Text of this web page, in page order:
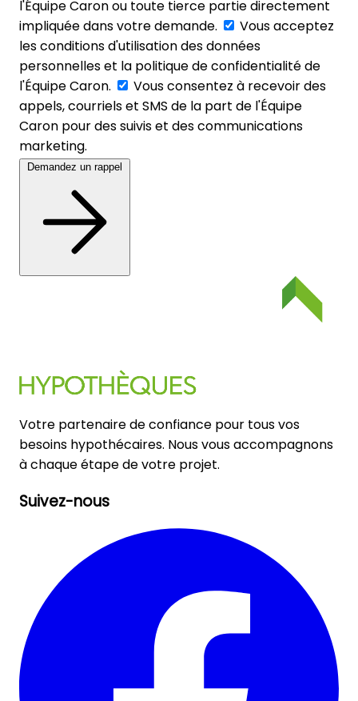
l'Équipe Caron ou toute tierce partie directement
impliquée dans votre demande.
Vous acceptez
les conditions d'utilisation des données
personnelles et la politique de confidentialité de
l'Équipe Caron.
Vous consentez à recevoir des
appels, courriels et SMS de la part de l'Équipe
Caron pour des suivis et des communications
marketing.
Demandez un rappel
Votre partenaire de confiance pour tous vos
besoins hypothécaires. Nous vous accompagnons
à chaque étape de votre projet.
Suivez-nous